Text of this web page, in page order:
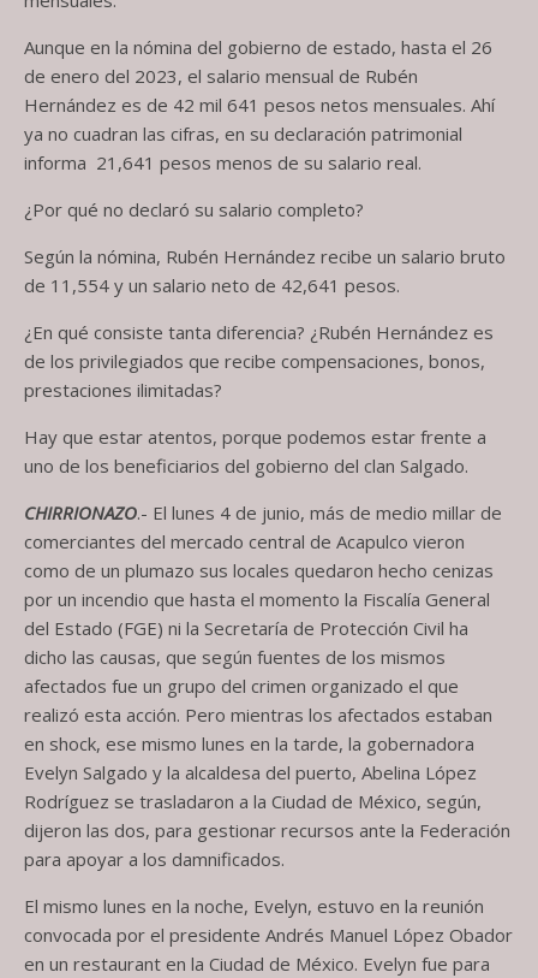
Aunque en la nómina del gobierno de estado, hasta el 26
de enero del 2023, el salario mensual de Rubén
Hernández es de 42 mil 641 pesos netos mensuales. Ahí
ya no cuadran las cifras, en su declaración patrimonial
informa 21,641 pesos menos de su salario real.
¿Por qué no declaró su salario completo?
Según la nómina, Rubén Hernández recibe un salario bruto
de 11,554 y un salario neto de 42,641 pesos.
¿En qué consiste tanta diferencia? ¿Rubén Hernández es
de los privilegiados que recibe compensaciones, bonos,
prestaciones ilimitadas?
Hay que estar atentos, porque podemos estar frente a
uno de los beneficiarios del gobierno del clan Salgado.
CHIRRIONAZO.- El lunes 4 de junio, más de medio millar de
comerciantes del mercado central de Acapulco vieron
como de un plumazo sus locales quedaron hecho cenizas
por un incendio que hasta el momento la Fiscalía General
del Estado (FGE) ni la Secretaría de Protección Civil ha
dicho las causas, que según fuentes de los mismos
afectados fue un grupo del crimen organizado el que
realizó esta acción. Pero mientras los afectados estaban
en shock, ese mismo lunes en la tarde, la gobernadora
Evelyn Salgado y la alcaldesa del puerto, Abelina López
Rodríguez se trasladaron a la Ciudad de México, según,
dijeron las dos, para gestionar recursos ante la Federación
para apoyar a los damnificados.
El mismo lunes en la noche, Evelyn, estuvo en la reunión
convocada por el presidente Andrés Manuel López Obador
en un restaurant en la Ciudad de México. Evelyn fue para